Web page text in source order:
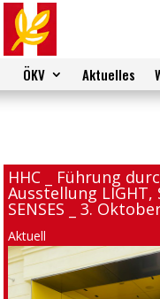
ÖKV Aktuelles
HHC _ Führung
Ausstellung LIGHT,
SENSES _ 3.
Aktuell